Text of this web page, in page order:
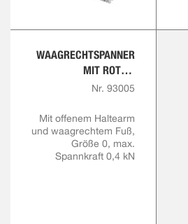
WAAGRECHTSPANNER
MIT ROTEM
HANDGRIFF
Nr. 93005
Mit offenem Haltearm
und waagrechtem Fuß,
Größe 0, max.
Spannkraft 0,4 kN